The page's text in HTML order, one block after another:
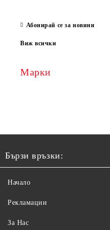
Абонирай се за новини
Виж всички
Марки
Бързи връзки:
Начало
Рекламации
За Нас